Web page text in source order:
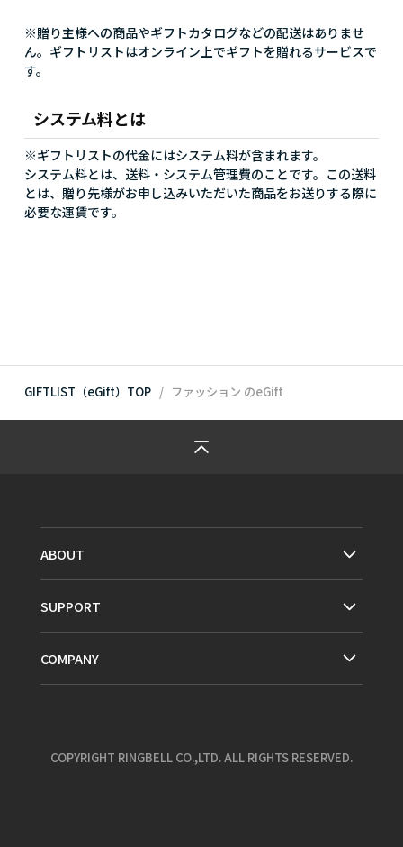
※贈り主様への商品やギフトカタログなどの配送はありませ
ん。ギフトリストはオンライン上でギフトを贈れるサービスで
す。
システム料とは
※ギフトリストの代金にはシステム料が含まれます。
システム料とは、送料・システム管理費のことです。この送料
とは、贈り先様がお申し込みいただいた商品をお送りする際に
必要な運賃です。
GIFTLIST（eGift）TOP ファッション のeGift
ABOUT
SUPPORT
COMPANY
COPYRIGHT RINGBELL CO.,LTD. ALL RIGHTS RESERVED.